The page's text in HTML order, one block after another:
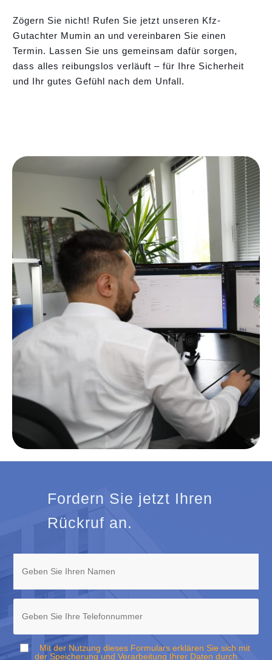
Zögern Sie nicht! Rufen Sie jetzt unseren Kfz-
Gutachter Mumin an und vereinbaren Sie einen
Termin. Lassen Sie uns gemeinsam dafür sorgen,
dass alles reibungslos verläuft – für Ihre Sicherheit
und Ihr gutes Gefühl nach dem Unfall.
Fordern Sie jetzt Ihren
Rückruf an.
Mit der Nutzung dieses Formulars erklären Sie sich mit
der Speicherung und Verarbeitung Ihrer Daten durch